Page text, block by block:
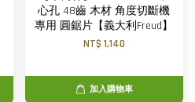
心孔 48齒 木材 角度切斷機
專用 圓鋸片【義大利Freud】
NT$ 1,140
加入購物車